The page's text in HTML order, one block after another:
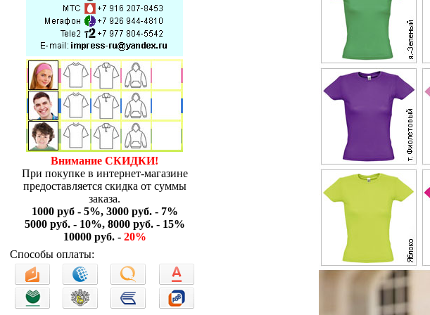
Внимание СКИДКИ!
При покупке в интернет-магазине
предоставляется скидка от суммы
заказа.
1000 руб - 5%, 3000 руб. - 7%
5000 руб. - 10%, 8000 руб. - 15%
10000 руб. - 20%
Способы оплаты: